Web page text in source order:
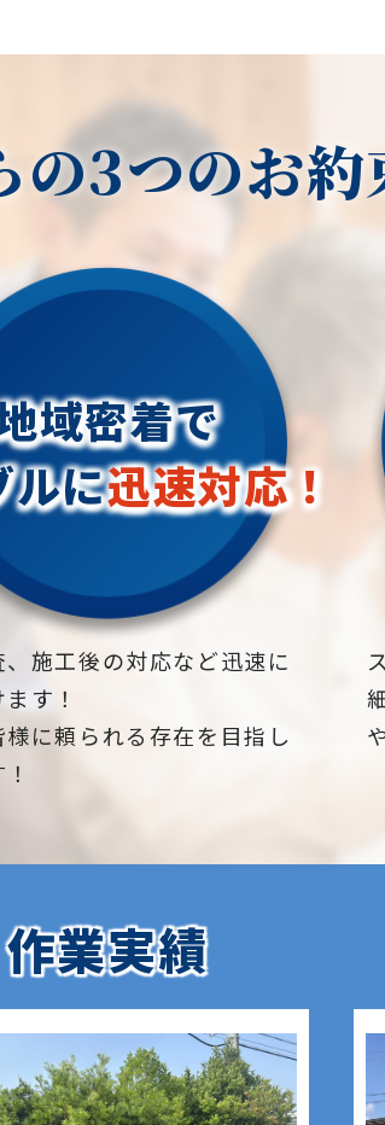
の3つのお約
域密着で
ルに迅速対応！
、施工後の対応など迅速に
す！
に頼られる存在を目指し
作業実績